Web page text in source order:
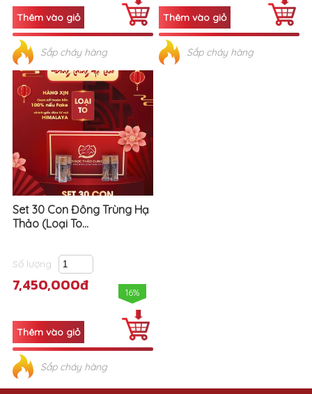
Sắp cháy hàng Sắp cháy hàng
Set 30 Con Đông Trùng Hạ
Thảo (Loại To...
Số lượng
7,450,000đ 16%
Sắp cháy hàng